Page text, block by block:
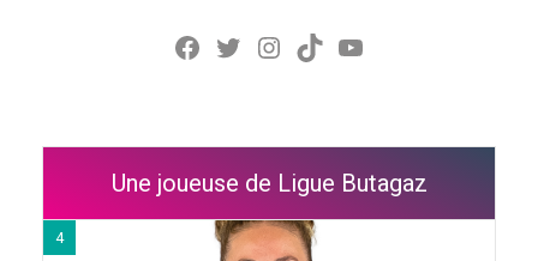
Facebook
Twitter
Instagram
TikTokYouTube
Une joueuse de Ligue Butagaz
4